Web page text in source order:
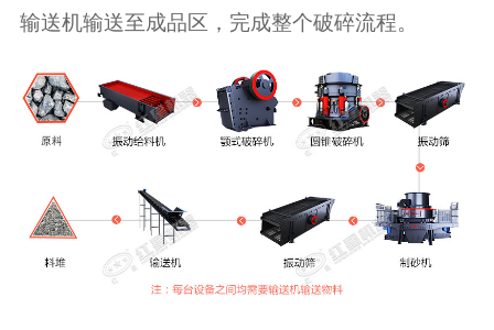
输送机输送至成品区，完成整个破碎流程。